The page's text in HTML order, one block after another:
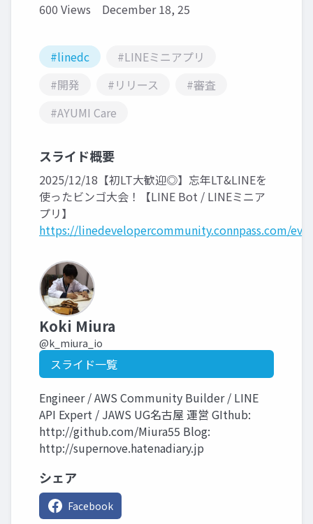
600 Views December 18, 25
#linedc
#LINEミニアプリ
#開発
#リリース
#審査
#AYUMI Care
スライド概要
2025/12/18【初LT大歓迎◎】忘年LT&LINEを
使ったビンゴ大会！【LINE Bot / LINEミニア
プリ】
https://linedevelopercommunity.connpass.com/
Koki Miura
@k_miura_io
スライド一覧
Engineer / AWS Community Builder / LINE
API Expert / JAWS UG名古屋 運営 GIthub:
http://github.com/Miura55 Blog:
http://supernove.hatenadiary.jp
シェア
Facebook